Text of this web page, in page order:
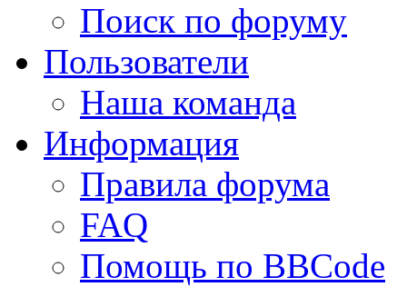
Поиск по форуму
Пользователи
Наша команда
Информация
Правила форума
FAQ
Помощь по BBCode